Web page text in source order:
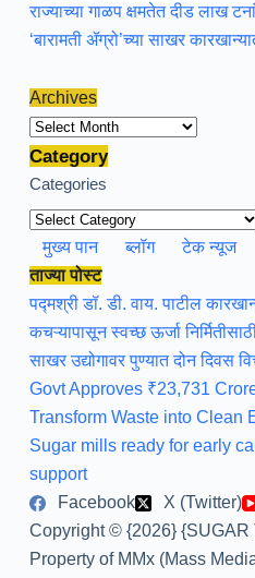
राज्याच्या गाळप क्षमतेत दीड लाख
‘बारामती ॲग्रो’च्या साखर
Archives
Archives
Category
Categories
मुख्य पान ब्लॉग टेक न्यूज
ताज्या पोस्ट
पद्मश्री डॉ. डी. वाय. पाटील
कचऱ्यापासून स्वच्छ ऊर्जा
साखर उद्योगावर पुण्यात दोन दिवस
Govt Approves ₹23,731
Transform Waste into Clean
Sugar mills ready for early
support
Facebook
X (Twitter)
Copyright © {2026} {SUGAR
Property of MMx (Mass